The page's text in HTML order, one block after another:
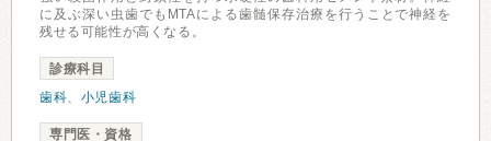
に及ぶ深い虫歯でもMTAによる歯髄保存治療を行うことで神経を
残せる可能性が高くなる。
診療科目
歯科、 小児歯科
専門医・資格